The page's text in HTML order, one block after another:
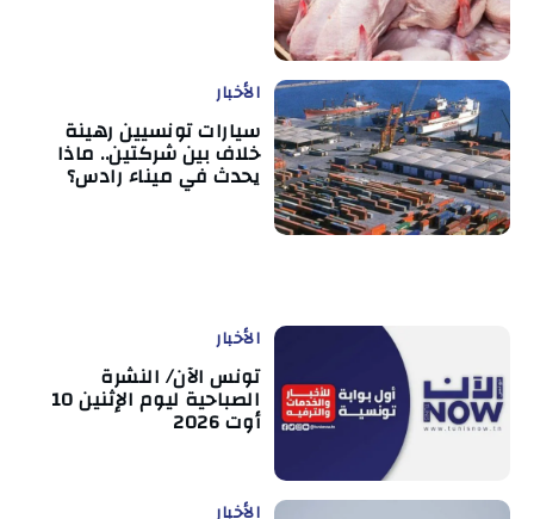
الأخبار
سيارات تونسيين رهينة
خلاف بين شركتين.. ماذا
يحدث في ميناء رادس؟
الأخبار
تونس الآن/ النشرة
الصباحية ليوم الإثنين 10
أوت 2026